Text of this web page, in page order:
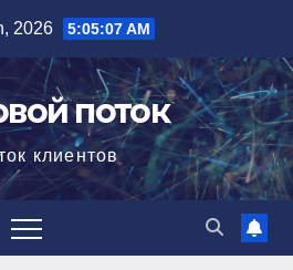
2026 5:05:08 AM
поток
клиентов